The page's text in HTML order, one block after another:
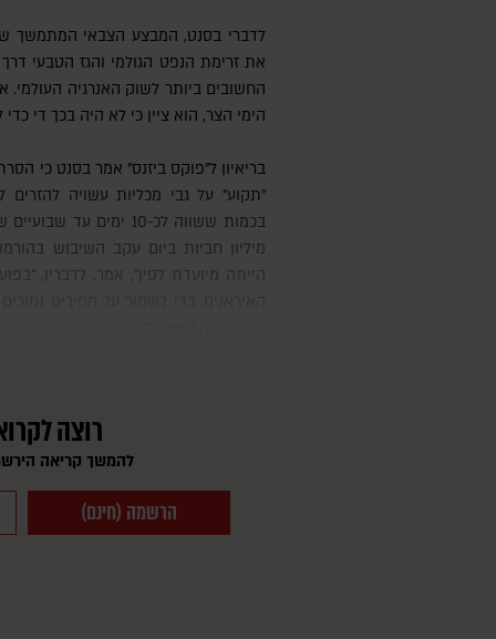
לדברי בסנט, המבצע הצבאי המתמשך
את זרימת הנפט הגולמי והגז הטבעי
החשובים ביותר לשוק האנרגיה
הימי הצר, הוא ציין כי לא היה בכך די
בריאיון ל"פוקס ביזנס" אמר בסנט כי הסרת הסנקציות מעל נפט איראני שכבר
מיליון חביות ביום עקב השיבוש
הייתה מיועדת לסין", אמר. לדבריו,
רוצה
להמשך קריאה
הרשמה (חינם)